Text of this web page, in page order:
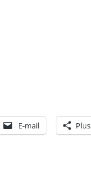
E-mail Plus